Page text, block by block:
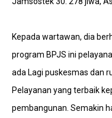
Kepada wartawan, dia
program BPJS ini
ada Lagi puskesmas dan
Pelayanan yang terbaik
pembangunan. Semakin